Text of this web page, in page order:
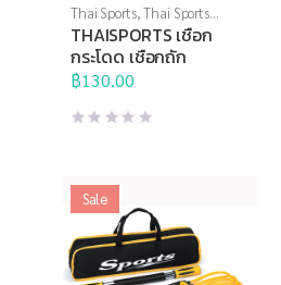
Thai Sports,Thai Sports
Brand,อุปกรณ์บริหารกาย
เชือกกระโดด
THAISPORTS เชือก
กระโดด เชือกถัก
฿130.00
Sale